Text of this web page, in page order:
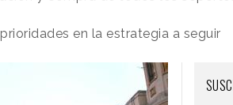
en la estrategia a seguir